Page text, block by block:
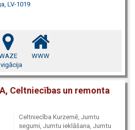
LV-1019
WWW
Celtniecības un remonta
Celtniecība Kurzemē, Jumtu
segumi, Jumtu ieklāšana, Jumtu